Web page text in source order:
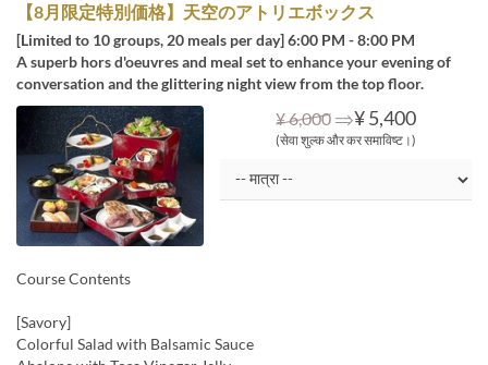
【8月限定特別価格】天空のアトリエボックス
[Limited to 10 groups, 20 meals per day] 6:00 PM - 8:00 PM
A superb hors d'oeuvres and meal set to enhance your evening of
conversation and the glittering night view from the top floor.
¥ 6,000 ⇒¥ 5,400
(सेवा शुल्क और कर समाविष्ट।)
Course Contents
[Savory]
Colorful Salad with Balsamic Sauce